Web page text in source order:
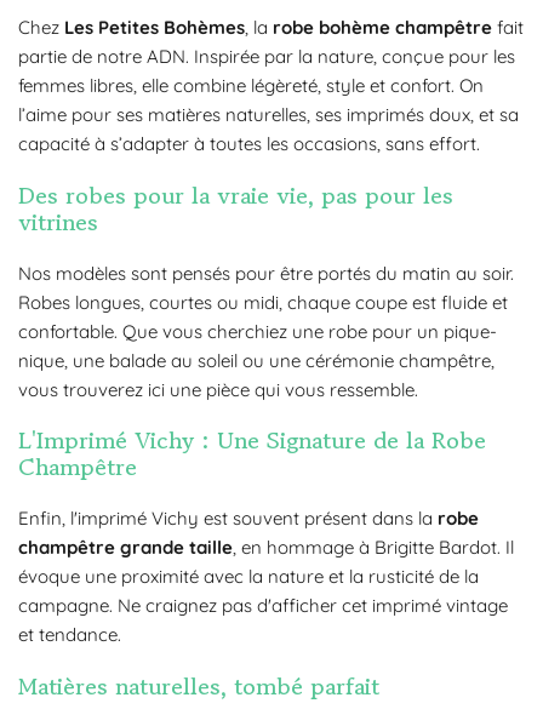
Chez Les Petites Bohèmes, la robe bohème champêtre fait
partie de notre ADN. Inspirée par la nature, conçue pour les
femmes libres, elle combine légèreté, style et confort. On
l’aime pour ses matières naturelles, ses imprimés doux, et sa
capacité à s’adapter à toutes les occasions, sans effort.
Des robes pour la vraie vie, pas pour les
vitrines
Nos modèles sont pensés pour être portés du matin au soir.
Robes longues, courtes ou midi, chaque coupe est fluide et
confortable. Que vous cherchiez une robe pour un pique-
nique, une balade au soleil ou une cérémonie champêtre,
vous trouverez ici une pièce qui vous ressemble.
L'Imprimé Vichy : Une Signature de la Robe
Champêtre
Enfin, l'imprimé Vichy est souvent présent dans la robe
champêtre grande taille, en hommage à Brigitte Bardot. Il
évoque une proximité avec la nature et la rusticité de la
campagne. Ne craignez pas d'afficher cet imprimé vintage
et tendance.
Matières naturelles, tombé parfait